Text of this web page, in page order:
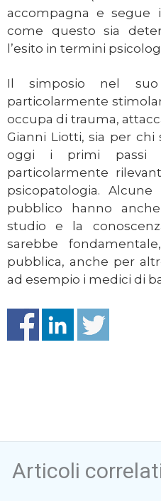
accompagna e segue
come questo sia
l’esito in termini
Il simposio nel
particolarmente
occupa di trauma,
Gianni Liotti, sia per
oggi i primi passi
particolarmente
psicopatologia.
pubblico hanno
studio e la
sarebbe
pubblica, anche per
ad esempio i medici di
Articoli